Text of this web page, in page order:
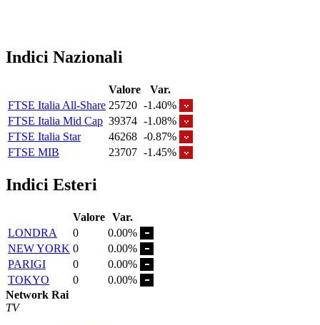
Indici Nazionali
Valore
Var.
FTSE Italia All-Share 25720 -1.40%
FTSE Italia Mid Cap 39374 -1.08%
FTSE Italia Star
46268 -0.87%
FTSE MIB
23707 -1.45%
Indici Esteri
Valore Var.
LONDRA
0
0.00%
NEW YORK 0
0.00%
PARIGI
0
0.00%
TOKYO
0
0.00%
Network Rai
TV